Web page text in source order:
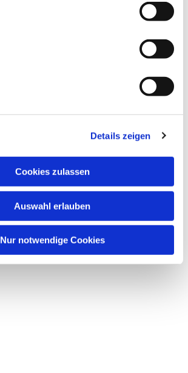
Details zeigen
Cookies zulassen
Auswahl erlauben
Nur notwendige Cookies